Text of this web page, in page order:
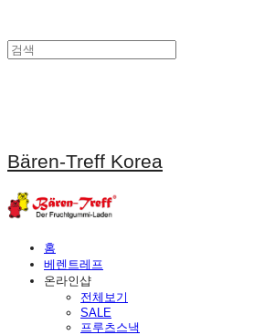
Bären-Treff Korea
홈
베렌트레프
온라인샵
전체보기
SALE
프루츠스낵